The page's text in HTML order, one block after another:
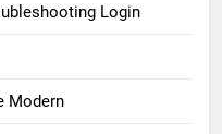
Login
Modern